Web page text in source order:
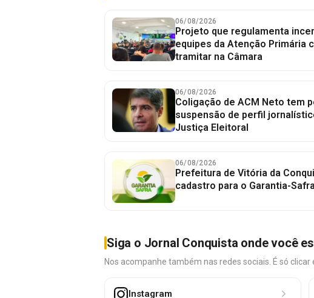
06/08/2026
Projeto que regulamenta
equipes da Atenção Primária
tramitar na Câmara
06/08/2026
Coligação de ACM Neto tem
suspensão de perfil
Justiça Eleitoral
06/08/2026
Prefeitura de Vitória da
cadastro para o Garantia-
Siga o Jornal Conquista onde você
Nos acompanhe também nas redes sociais. É só clicar
Instagram